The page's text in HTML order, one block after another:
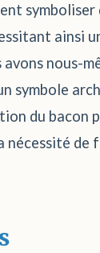
symboliser
ainsi
nous-
symbole
du bacon
de